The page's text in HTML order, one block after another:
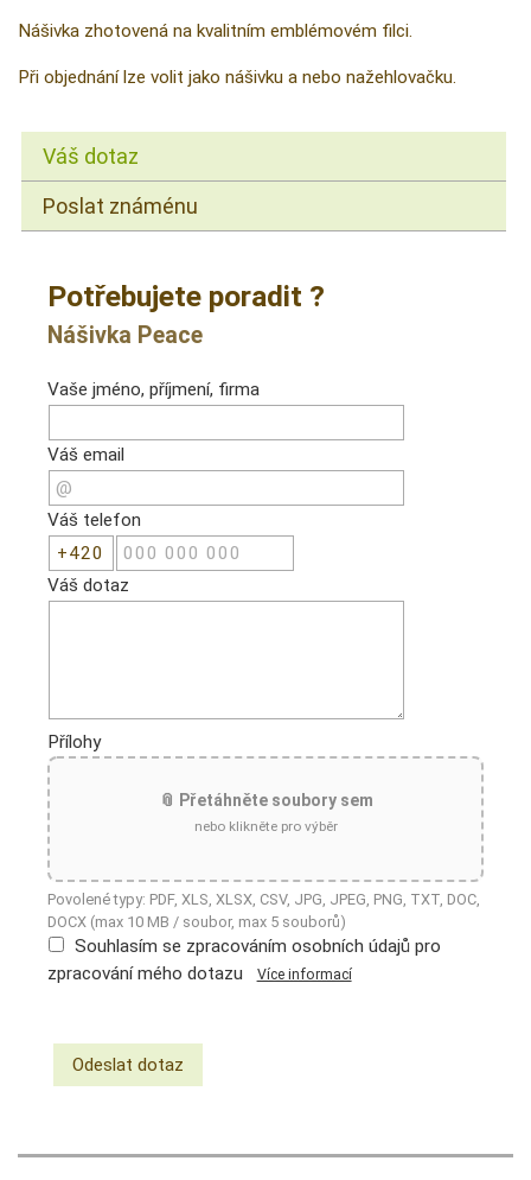
Nášivka zhotovená na kvalitním emblémovém filci.
Při objednání lze volit jako nášivku a nebo nažehlovačku.
Váš dotaz
Poslat známénu
Potřebujete poradit ?
Nášivka Peace
Vaše jméno, příjmení, firma
Váš email
Váš telefon
Váš dotaz
Přílohy
📎 Přetáhněte soubory sem
nebo klikněte pro výběr
Povolené typy: PDF, XLS, XLSX, CSV, JPG, JPEG, PNG, TXT, DOC,
DOCX (max 10 MB / soubor, max 5 souborů)
Souhlasím se zpracováním osobních údajů pro
zpracování mého dotazu
Více informací